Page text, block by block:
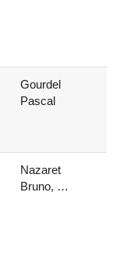
Gourdel
Pascal
Nazaret
Bruno, …